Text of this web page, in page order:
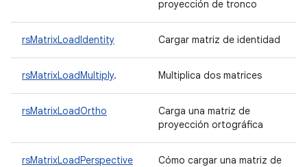
proyección de tronco
rsMatrixLoadIdentity Cargar matriz de identidad
rsMatrixLoadMultiply. Multiplica dos matrices
rsMatrixLoadOrtho
Carga una matriz de
proyección ortográfica
rsMatrixLoadPerspective
Cómo cargar una matriz de